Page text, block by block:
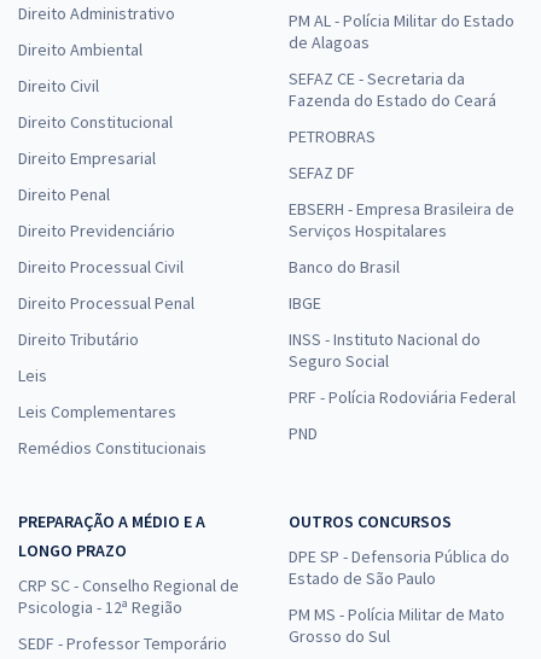
Direito Administrativo
Direito Ambiental
Direito Civil
Direito Constitucional
Direito Empresarial
Direito Penal
Direito Previdenciário
Direito Processual Civil
Direito Processual Penal
Direito Tributário
Leis
Leis Complementares
Remédios Constitucionais
PM AL - Polícia Militar do Estado
de Alagoas
SEFAZ CE - Secretaria da
Fazenda do Estado do Ceará
PETROBRAS
SEFAZ DF
EBSERH - Empresa Brasileira de
Serviços Hospitalares
Banco do Brasil
IBGE
INSS - Instituto Nacional do
Seguro Social
PRF - Polícia Rodoviária Federal
PND
PREPARAÇÃO A MÉDIO E A
LONGO PRAZO
CRP SC - Conselho Regional de
Psicologia - 12ª Região
SEDF - Professor Temporário
OUTROS CONCURSOS
DPE SP - Defensoria Pública do
Estado de São Paulo
PM MS - Polícia Militar de Mato
Grosso do Sul